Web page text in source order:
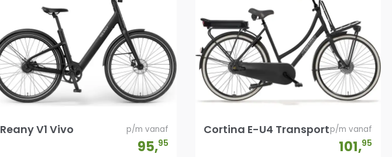
Reany V1 Vivo p/m vanaf
95,95
Cortina E-U4 Transportp/m vanaf
101,95